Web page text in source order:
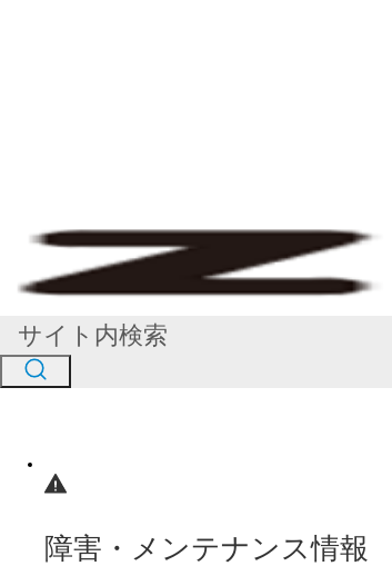
障害・メンテナンス情報